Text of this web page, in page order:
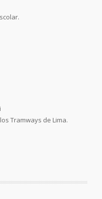
Tramways de Lima.